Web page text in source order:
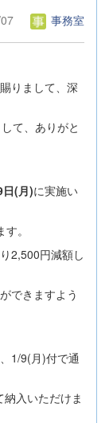
事務室
りまして、深
て、ありがと
日(月)に実施い
。
2,500円減額し
できますよう
1/9(月)付で通
入いただけま